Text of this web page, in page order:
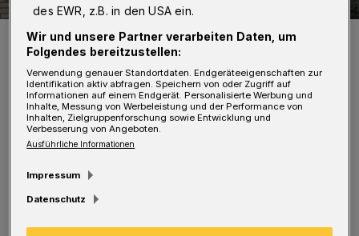
Protestplakate von Anwohnern am Grifflenberg.
Foto: Jörn Koldehoff
N zu Eigen.
"Je nach gefühlter Windrichtung hängt das
des EWR, z.B. in den USA ein.
Wir und unsere Partner verarbeiten Daten, um
Folgendes bereitzustellen:
Verwendung genauer Standortdaten. Endgeräteeigenschaften zur
Identifikation aktiv abfragen. Speichern von oder Zugriff auf
Informationen auf einem Endgerät. Personalisierte Werbung und
Inhalte, Messung von Werbeleistung und der Performance von
Inhalten, Zielgruppenforschung sowie Entwicklung und
Verbesserung von Angeboten.
Ausführliche Informationen
Impressum
Datenschutz